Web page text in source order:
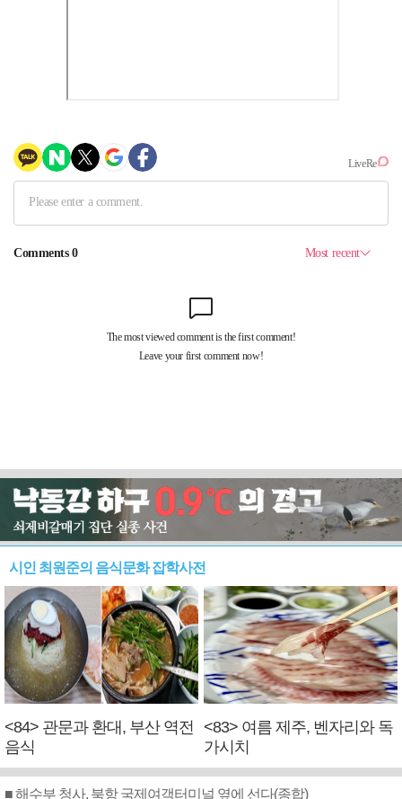
시인 최원준의 음식문화 잡학사전
<84> 관문과 환대, 부산 역전
음식
<83> 여름 제주, 벤자리와 독
가시치
■ 해수부 청사, 북항 국제여객터미널 옆에 선다(종합)